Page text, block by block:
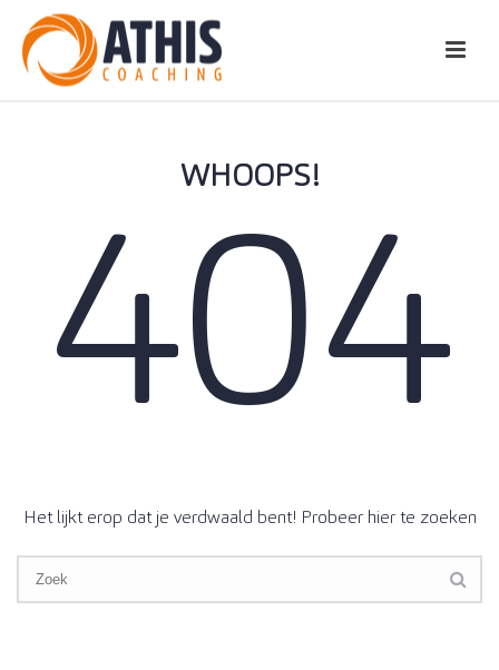
WHOOPS!
404
Het lijkt erop dat je verdwaald bent! Probeer hier te zoeken